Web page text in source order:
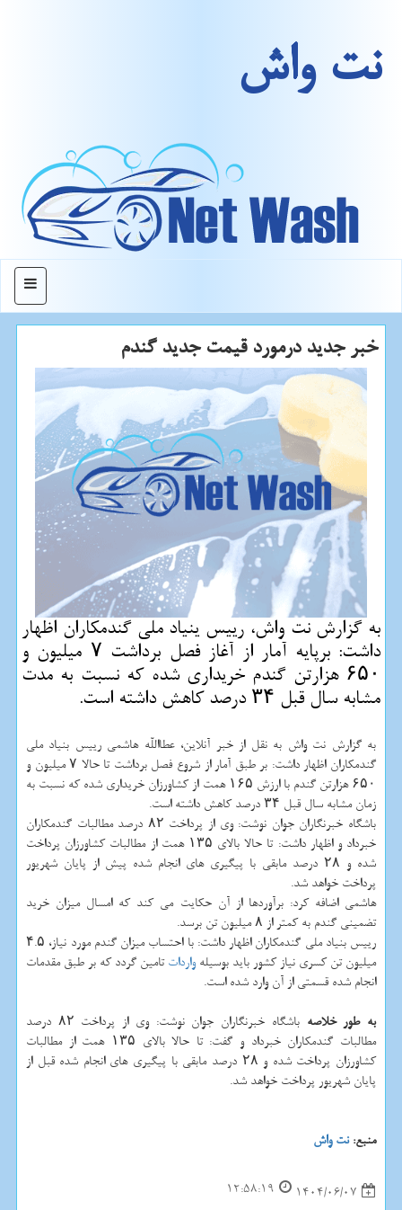
نت واش
منو
خبر جدید درمورد قیمت جدید گندم
به گزارش نت واش، رییس ینیاد ملی گندمکاران اظهار
داشت: برپایه آمار از آغاز فصل برداشت ۷ میلیون و
۶۵۰ هزارتن گندم خریداری شده که نسبت به مدت
مشابه سال قبل ۳۴ درصد کاهش داشته است.
به گزارش نت واش به نقل از خبر آنلاین، عطااللّه هاشمی رییس بنیاد ملی
گندمکاران اظهار داشت: بر طبق آمار از شروع فصل برداشت تا حالا ۷ میلیون و
۶۵۰ هزارتن گندم با ارزش ۱۶۵ همت از کشاورزان خریداری شده که نسبت به
زمان مشابه سال قبل ۳۴ درصد کاهش داشته است.
باشگاه خبرنگاران جوان نوشت: وی از پرداخت ۸۲ درصد مطالبات گندمکاران
خبرداد و اظهار داشت: تا حالا بالای ۱۳۵ همت از مطالبات کشاورزان پرداخت
شده و ۲۸ درصد مابقی با پیگیری های انجام شده پیش از پایان شهریور
پرداخت خواهد شد.
هاشمی اضافه کرد: برآوردها از آن حکایت می کند که امسال میزان خرید
تضمینی گندم به کمتر از ۸ میلیون تن برسد.
رییس بنیاد ملی گندمکاران اظهار داشت: با احتساب میزان گندم مورد نیاز، ۴.۵
میلیون تن کسری نیاز کشور باید بوسیلهوارداتتامین گردد که بر طبق مقدمات
انجام شده قسمتی از آن وارد شده است.
به طور خلاصه
باشگاه خبرنگاران جوان نوشت: وی از پرداخت ۸۲ درصد
مطالبات گندمکاران خبرداد و گفت: تا حالا بالای ۱۳۵ همت از مطالبات
کشاورزان پرداخت شده و ۲۸ درصد مابقی با پیگیری های انجام شده قبل از
پایان شهریور پرداخت خواهد شد.
منبع:نت واش
1404/06/07
12:58:19